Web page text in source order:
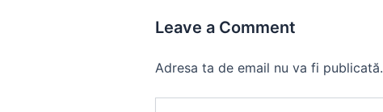
Leave a Comment
Adresa ta de email nu va fi publicată.